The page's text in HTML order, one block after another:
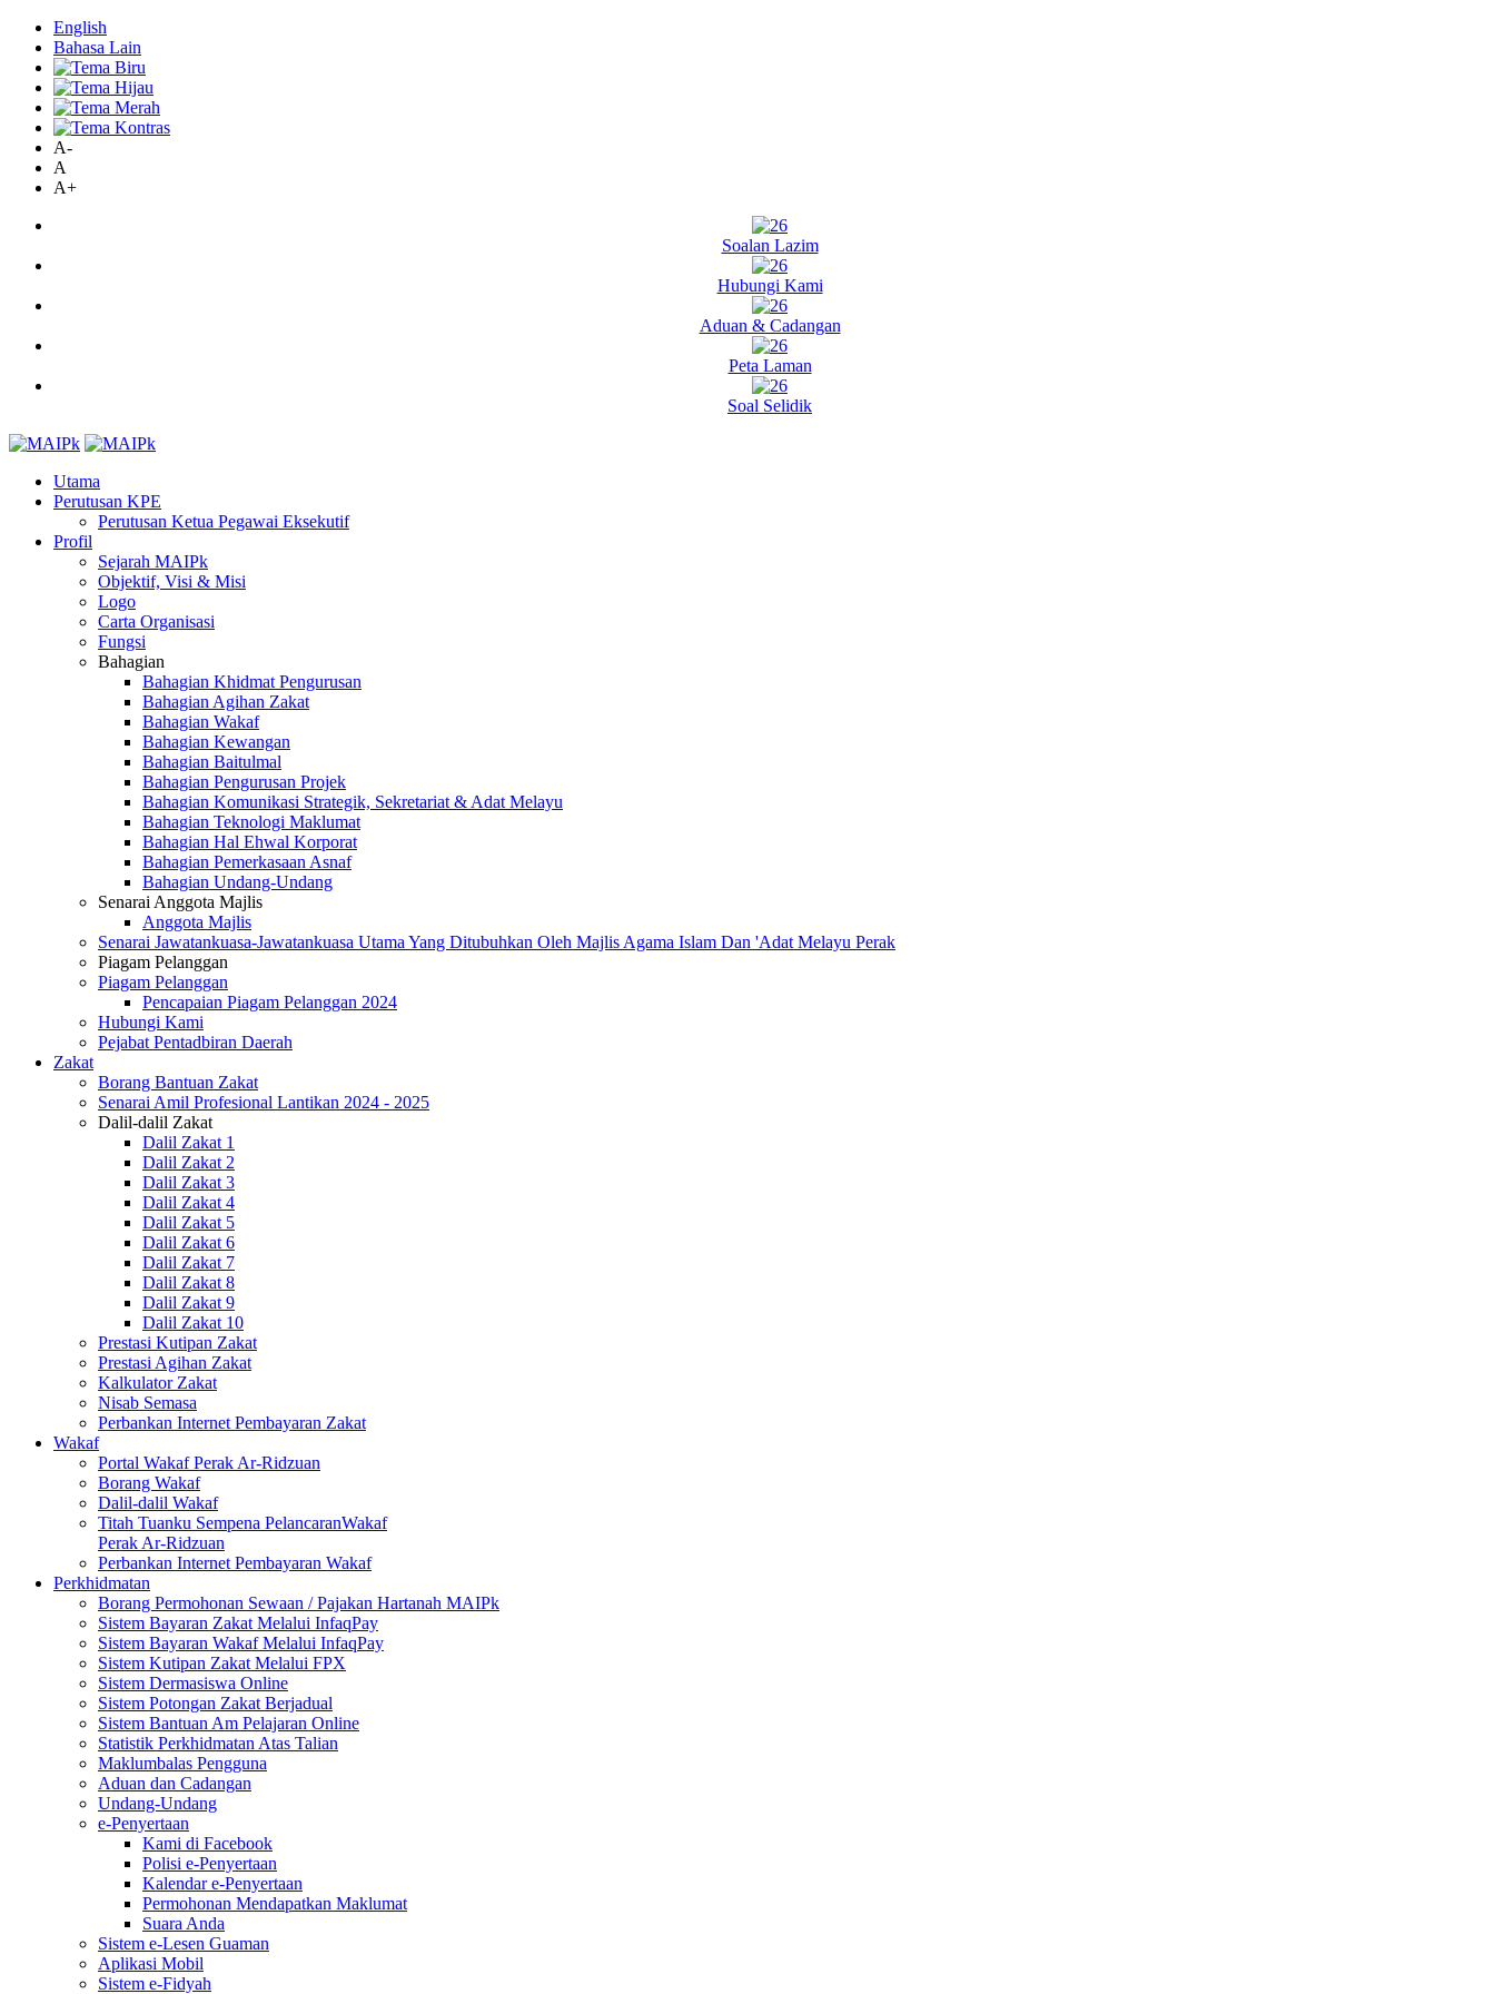
English
Bahasa Lain
A-
A
A+
Soalan Lazim
Hubungi Kami
Aduan & Cadangan
Peta Laman
Soal Selidik
Utama
Perutusan KPE
Perutusan Ketua Pegawai Eksekutif
Profil
Sejarah MAIPk
Objektif, Visi & Misi
Logo
Carta Organisasi
Fungsi
Bahagian
Bahagian Khidmat Pengurusan
Bahagian Agihan Zakat
Bahagian Wakaf
Bahagian Kewangan
Bahagian Baitulmal
Bahagian Pengurusan Projek
Bahagian Komunikasi Strategik, Sekretariat & Adat Melayu
Bahagian Teknologi Maklumat
Bahagian Hal Ehwal Korporat
Bahagian Pemerkasaan Asnaf
Bahagian Undang-Undang
Senarai Anggota Majlis
Anggota Majlis
Senarai Jawatankuasa-Jawatankuasa Utama Yang Ditubuhkan Oleh Majlis Agama Islam Dan 'Adat Melayu Perak
Piagam Pelanggan
Piagam Pelanggan
Pencapaian Piagam Pelanggan 2024
Hubungi Kami
Pejabat Pentadbiran Daerah
Zakat
Borang Bantuan Zakat
Senarai Amil Profesional Lantikan 2024 - 2025
Dalil-dalil Zakat
Dalil Zakat 1
Dalil Zakat 2
Dalil Zakat 3
Dalil Zakat 4
Dalil Zakat 5
Dalil Zakat 6
Dalil Zakat 7
Dalil Zakat 8
Dalil Zakat 9
Dalil Zakat 10
Prestasi Kutipan Zakat
Prestasi Agihan Zakat
Kalkulator Zakat
Nisab Semasa
Perbankan Internet Pembayaran Zakat
Wakaf
Portal Wakaf Perak Ar-Ridzuan
Borang Wakaf
Dalil-dalil Wakaf
Titah Tuanku Sempena PelancaranWakaf
Perak Ar-Ridzuan
Perbankan Internet Pembayaran Wakaf
Perkhidmatan
Borang Permohonan Sewaan / Pajakan Hartanah MAIPk
Sistem Bayaran Zakat Melalui InfaqPay
Sistem Bayaran Wakaf Melalui InfaqPay
Sistem Kutipan Zakat Melalui FPX
Sistem Dermasiswa Online
Sistem Potongan Zakat Berjadual
Sistem Bantuan Am Pelajaran Online
Statistik Perkhidmatan Atas Talian
Maklumbalas Pengguna
Aduan dan Cadangan
Undang-Undang
e-Penyertaan
Kami di Facebook
Polisi e-Penyertaan
Kalendar e-Penyertaan
Permohonan Mendapatkan Maklumat
Suara Anda
Sistem e-Lesen Guaman
Aplikasi Mobil
Sistem e-Fidyah